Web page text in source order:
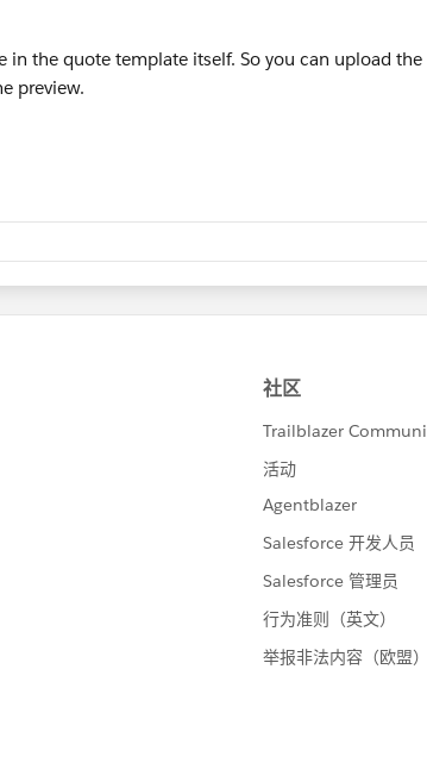
in the quote template itself. So you can upload the
preview.